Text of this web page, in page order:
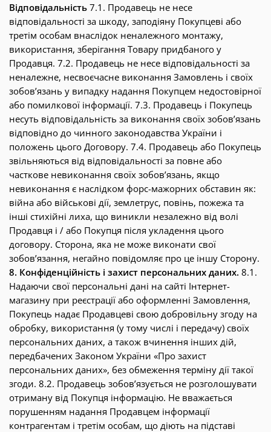
Відповідальність 7.1. Продавець не несе
відповідальності за шкоду, заподіяну Покупцеві або
третім особам внаслідок неналежного монтажу,
використання, зберігання Товару придбаного у
Продавця. 7.2. Продавець не несе відповідальності за
неналежне, несвоєчасне виконання Замовлень і своїх
зобов’язань у випадку надання Покупцем недостовірної
або помилкової інформації. 7.3. Продавець і Покупець
несуть відповідальність за виконання своїх зобов’язань
відповідно до чинного законодавства України і
положень цього Договору. 7.4. Продавець або Покупець
звільняються від відповідальності за повне або
часткове невиконання своїх зобов’язань, якщо
невиконання є наслідком форс-мажорних обставин як:
війна або військові дії, землетрус, повінь, пожежа та
інші стихійні лиха, що виникли незалежно від волі
Продавця і / або Покупця після укладення цього
договору. Сторона, яка не може виконати свої
зобов’язання, негайно повідомляє про це іншу Сторону.
8. Конфіденційність і захист персональних даних. 8.1.
Надаючи свої персональні дані на сайті Інтернет-
магазину при реєстрації або оформленні Замовлення,
Покупець надає Продавцеві свою добровільну згоду на
обробку, використання (у тому числі і передачу) своїх
персональних даних, а також вчинення інших дій,
передбачених Законом України «Про захист
персональних даних», без обмеження терміну дії такої
згоди. 8.2. Продавець зобов’язується не розголошувати
отриману від Покупця інформацію. Не вважається
порушенням надання Продавцем інформації
контрагентам і третім особам, що діють на підставі